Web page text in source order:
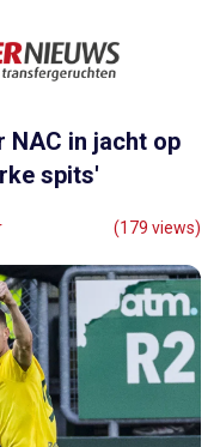
NAC in jacht op
spits'
(179 views)